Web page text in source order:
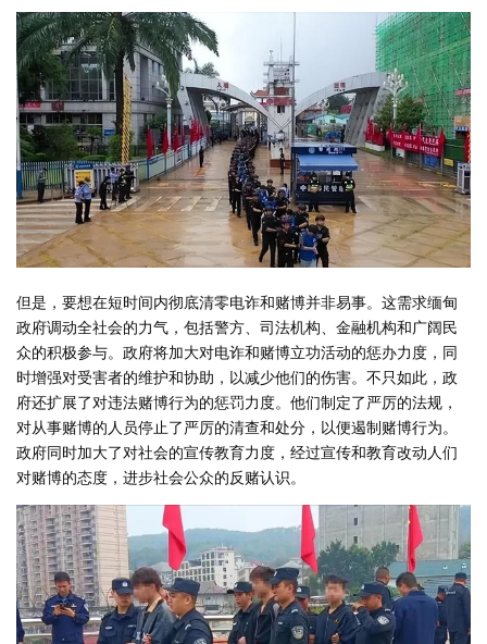
但是，要想在短时间内彻底清零电诈和赌博并非易事。这需求缅甸
政府调动全社会的力气，包括警方、司法机构、金融机构和广阔民
众的积极参与。政府将加大对电诈和赌博立功活动的惩办力度，同
时增强对受害者的维护和协助，以减少他们的伤害。不只如此，政
府还扩展了对违法赌博行为的惩罚力度。他们制定了严厉的法规，
对从事赌博的人员停止了严厉的清查和处分，以便遏制赌博行为。
政府同时加大了对社会的宣传教育力度，经过宣传和教育改动人们
对赌博的态度，进步社会公众的反赌认识。